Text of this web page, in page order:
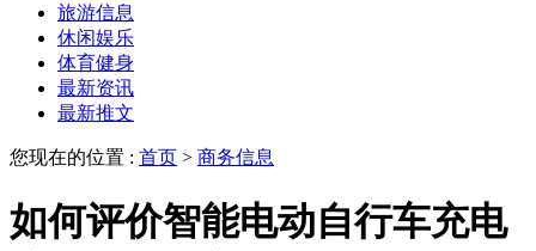
旅游信息
休闲娱乐
体育健身
最新资讯
最新推文
您现在的位置 : 首页 > 商务信息
如何评价智能电动自行车充电